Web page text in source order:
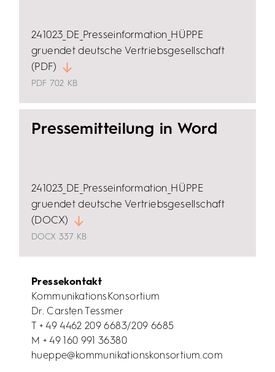
241023_DE_Presseinformation_HÜPPE
gruendet deutsche Vertriebsgesellschaft
(PDF)
PDF 702 KB
Pressemitteilung in Word
241023_DE_Presseinformation_HÜPPE
gruendet deutsche Vertriebsgesellschaft
(DOCX)
DOCX 337 KB
Pressekontakt
KommunikationsKonsortium
Dr. Carsten Tessmer
T + 49 4462 209 6683/209 6685
M + 49 160 991 36380
hueppe@kommunikationskonsortium.com